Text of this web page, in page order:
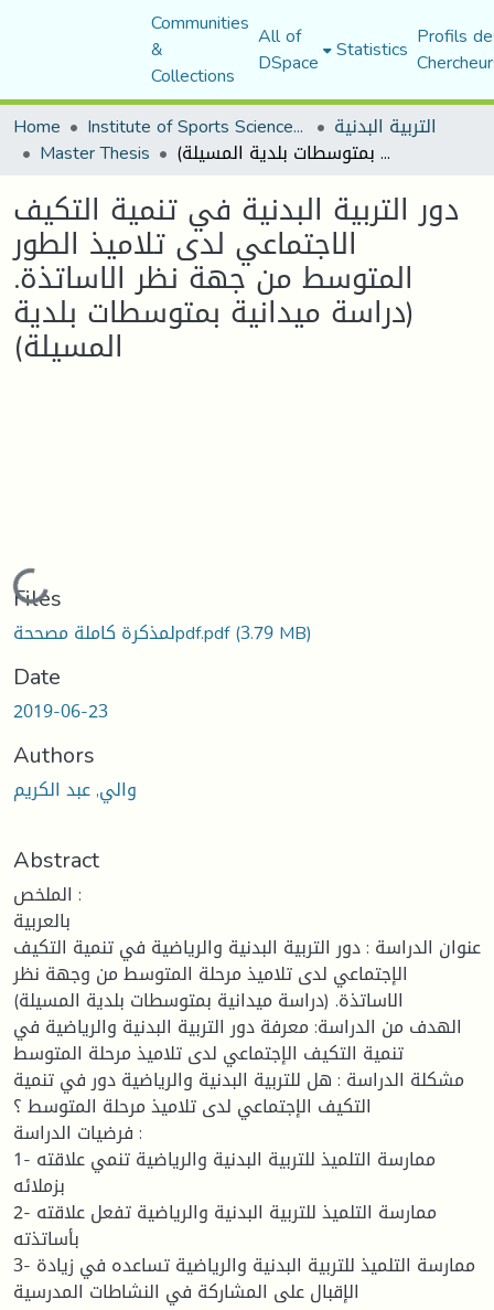
Communities
&
Collections
All of
DSpace Statistics Profils
Home
Institute of Sports Sciences and Techniques التربية البدنية
Master Thesis دور التربية البدنية في تنمية التكيف الاجتماعي لدى تلاميذ الطور المتوسط من جهة نظر الاساتذة. (دراسة ميدانية بمتوسطات بلدية المسيلة)
دور التربية البدنية في تنمية التكيف
الاجتماعي لدى تلاميذ الطور
المتوسط من جهة نظر الاساتذة.
(دراسة ميدانية بمتوسطات بلدية
المسيلة)
Loading...
Files
لمذكرة كاملة مصححةpdf.pdf(3.79 MB)
Date
2019-06-23
Authors
والي, عبد الكريم
Abstract
الملخص :
بالعربية
عنوان الدراسة : دور التربية البدنية والرياضية في تنمية التكيف
الإجتماعي لدى تلاميذ مرحلة المتوسط من وجهة نظر
الاساتذة. (دراسة ميدانية بمتوسطات بلدية المسيلة)
الهدف من الدراسة: معرفة دور التربية البدنية والرياضية في
تنمية التكيف الإجتماعي لدى تلاميذ مرحلة المتوسط
مشكلة الدراسة : هل للتربية البدنية والرياضية دور في تنمية
التكيف الإجتماعي لدى تلاميذ مرحلة المتوسط ؟
فرضيات الدراسة :
1- ممارسة التلميذ للتربية البدنية والرياضية تنمي علاقته
بزملائه
2- ممارسة التلميذ للتربية البدنية والرياضية تفعل علاقته
بأساتذته
3- ممارسة التلميذ للتربية البدنية والرياضية تساعده في زيادة
الإقبال على المشاركة في النشاطات المدرسية